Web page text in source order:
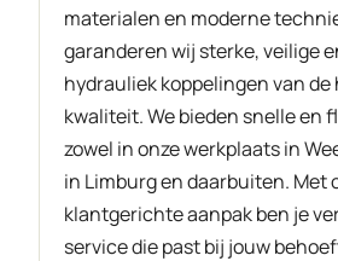
materialen en moderne
garanderen wij sterke, veilige
hydrauliek koppelingen van de
kwaliteit. We bieden snelle en
zowel in onze werkplaats in
in Limburg en daarbuiten. Met
klantgerichte aanpak ben je
service die past bij jouw